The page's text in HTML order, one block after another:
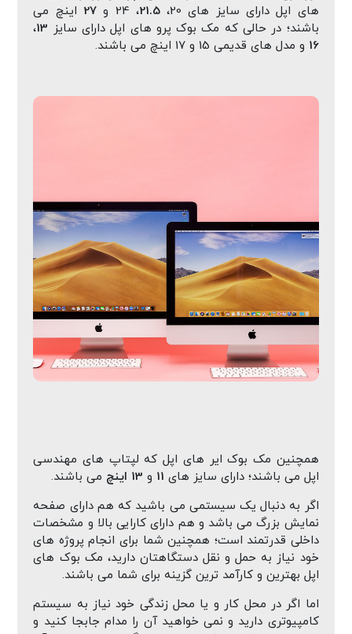
های اپل دارای سایز های 20،
21.5، 24 و 27 اینچ می
باشند؛ در حالی که مک بوک پرو های اپل دارای سایز 13،
16 و مدل های قدیمی 15 و 17 اینچ می باشند.
همچنین مک بوک ایر های اپل که لپتاپ های مهندسی
اپل می باشند؛ دارای سایز های 11 و 13 اینچ
می باشند.
اگر به دنبال یک سیستمی می باشید که هم دارای صفحه
نمایش بزرگ می باشد و هم دارای کارایی بالا و مشخصات
داخلی قدرتمند است؛ همچنین شما برای انجام پروژه های
خود نیاز به حمل و نقل دستگاهتان دارید، مک بوک های
اپل بهترین و کارآمد ترین گزینه برای شما می باشند.
اما اگر در محل کار و یا محل زندگی خود نیاز به سیستم
کامپیوتری دارید و نمی خواهید آن را مدام جابجا کنید و